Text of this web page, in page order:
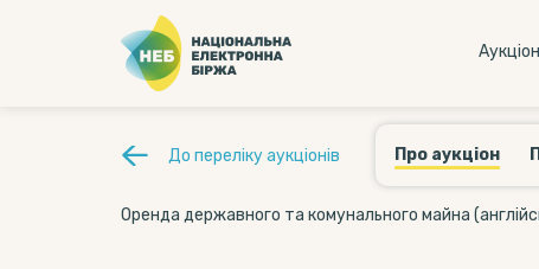
До переліку аукціонів Про аукціон
Оренда державного та комунального майна